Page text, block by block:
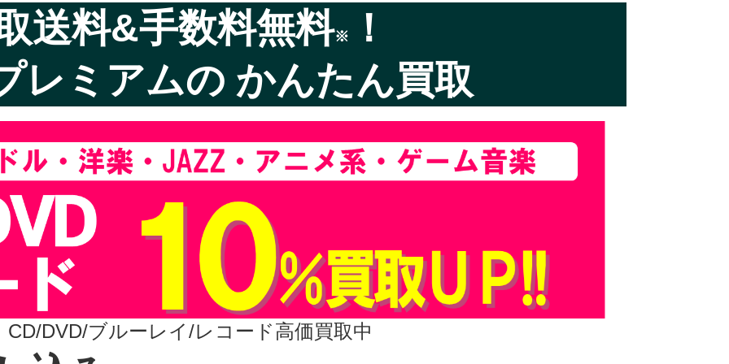
送料&手数料無料※
！
レミアムの かんたん買取
CD/DVD/ブルーレイ/レコード高価買取中